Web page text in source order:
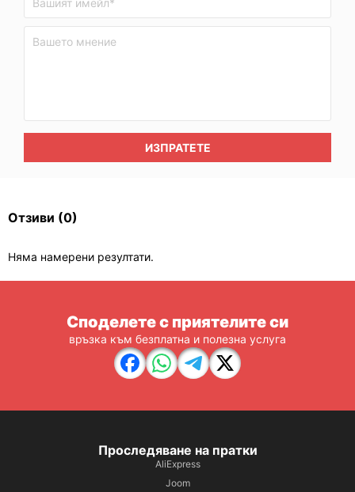
ИЗПРАТЕТЕ
Отзиви (0)
Няма намерени резултати.
Споделете с приятелите си
връзка към безплатна и полезна услуга
Проследяване на пратки
AliExpress
Joom